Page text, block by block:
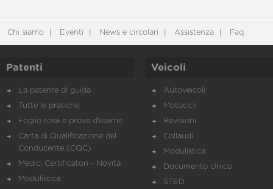
Chi siamo Eventi News e circolari Assistenza Faq
Patenti
La patente di guida
Tutte le pratiche
Foglio rosa e prove d’esame
Carta di Qualificazione del
Conducente (CQC)
Medici Certificatori - Novità
Modulistica
Veicoli
Autoveicoli
Motocicli
Revisioni
Collaudi
Modulistica
Documento Unico
STED